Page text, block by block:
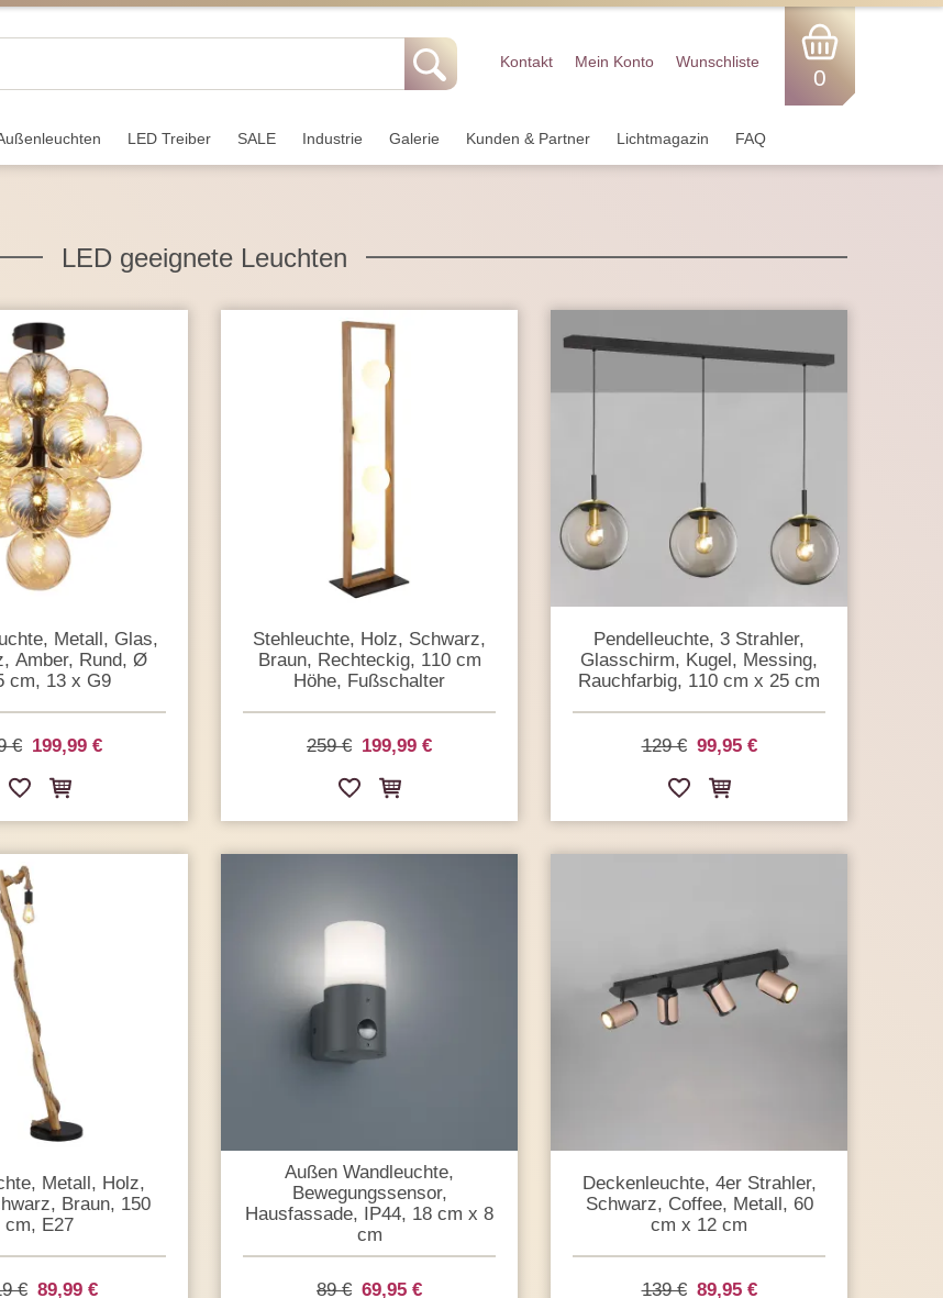
Kontakt Mein Konto Wunschliste
0
LED Treiber SALE Industrie Galerie Kunden & Partner Lichtmagazin FAQ
LED geeignete Leuchten
Metall, Glas,
Amber, Rund, Ø
cm, 13 x G9
€ 199,99 €
Stehleuchte, Holz, Schwarz,
Braun, Rechteckig, 110 cm
Höhe, Fußschalter
259 € 199,99 €
Pendelleuchte, 3 Strahler,
Glasschirm, Kugel, Messing,
Rauchfarbig, 110 cm x 25 cm
129 € 99,95 €
Metall, Holz,
Braun, 150
cm, E27
€ 89,99 €
Außen Wandleuchte,
Bewegungssensor,
Hausfassade, IP44, 18 cm x 8
cm
89 € 69,95 €
Deckenleuchte, 4er Strahler,
Schwarz, Coffee, Metall, 60
cm x 12 cm
139 € 89,95 €